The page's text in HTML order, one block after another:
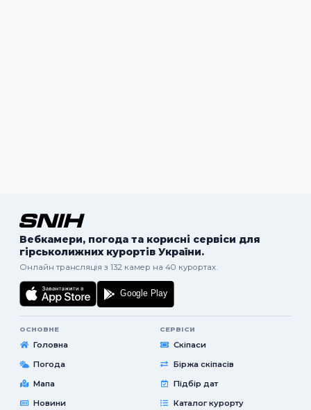
Вебкамери, погода та корисні сервіси для
гірськолижних курортів України.
Онлайн трансляція з 132 камер на 40 курортах.
ОСНОВНЕ
Головна
Погода
Мапа
Новини
СЕРВІСИ
Скіпаси
Біржа скіпасів
Підбір дат
Каталог курорту